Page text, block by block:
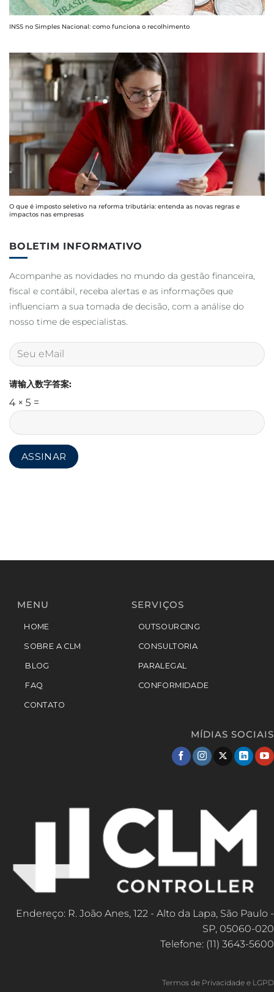
INSS no Simples Nacional: como funciona o recolhimento
O que é imposto seletivo na reforma tributária: entenda as novas regras e
impactos nas empresas
BOLETIM INFORMATIVO
Acompanhe as novidades no mundo da gestão financeira,
fiscal e contábil, receba alertas e as informações que
influenciam a sua tomada de decisão, com a análise do
nosso time de especialistas.
请输入数字答案:
4 × 5 =
MENU
HOME
SOBRE A CLM
BLOG
FAQ
CONTATO
SERVIÇOS
OUTSOURCING
CONSULTORIA
PARALEGAL
CONFORMIDADE
MÍDIAS SOCIAIS
Endereço: R. João Anes, 122 - Alto da Lapa, São Paulo -
SP, 05060-020
Telefone: (11) 3643-5600
Termos de Privacidade e LGPD